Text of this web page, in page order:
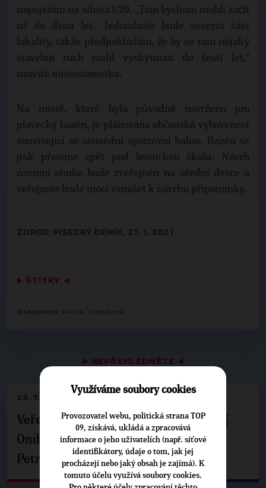
▶ NEPŘEHLÉDNĚTE ◀
28.7.2026
Veřejné finance, euro i školství. Matěj
Ondřej Havel jednal s prezidentem
Petrem Pavlem
napojením na silnici I/20. „Tam bychom mohli začít
už do dvou let. Jednodušší bude severní část
lokality, takže předpokládám, že by se tam nějaký
stavební ruch mohl vyskytnout do šesti let,“
uzavírá místostarostka.
Na místě, které bylo původně navrženo pro
plavecký bazén, je plánována občanská vybavenost
související se sousední sportovní halou. Bazén se
pak přesune zpět pod lesnickou školu. Návrh
územní studie bude zveřejněn na úřední desce a
veřejnost bude moci vznášet k návrhu připomínky.
ZDROJ: PÍSECKÝ DENÍK, 21. 1. 2021
▶ ŠTÍTKY ◀
Osobnosti: Petra Trambová
Využíváme soubory cookies
Provozovatel webu, politická strana TOP
09, získává, ukládá a zpracovává
informace o jeho uživatelích (např. síťové
identifikátory, údaje o tom, jak jej
procházejí nebo jaký obsah je zajímá). K
tomuto účelu využívá soubory cookies.